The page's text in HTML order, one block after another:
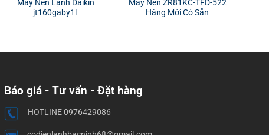
Máy Nén Lạnh Daikin
jt160gaby1l
Máy Nén ZR81KC-TFD-522
Hàng Mới Có Sẵn
Báo giá - Tư vấn - Đặt hàng
HOTLINE 0976429086